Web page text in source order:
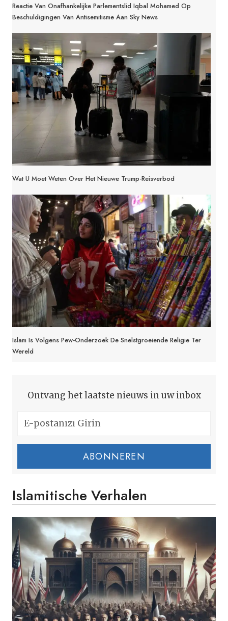
Reactie Van Onafhankelijke Parlementslid Iqbal Mohamed Op
Beschuldigingen Van Antisemitisme Aan Sky News
Wat U Moet Weten Over Het Nieuwe Trump-Reisverbod
Islam Is Volgens Pew-Onderzoek De Snelstgroeiende Religie Ter
Wereld
Ontvang het laatste nieuws in uw inbox
ABONNEREN
Islamitische Verhalen